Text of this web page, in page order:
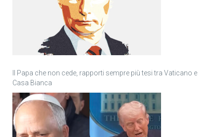
Il Papa che non cede, rapporti sempre più tesi tra Vaticano e
Casa Bianca